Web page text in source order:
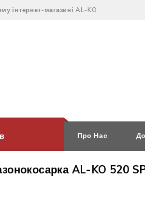
інтернет-магазині AL-KO
Про Нас
AL-KO 520